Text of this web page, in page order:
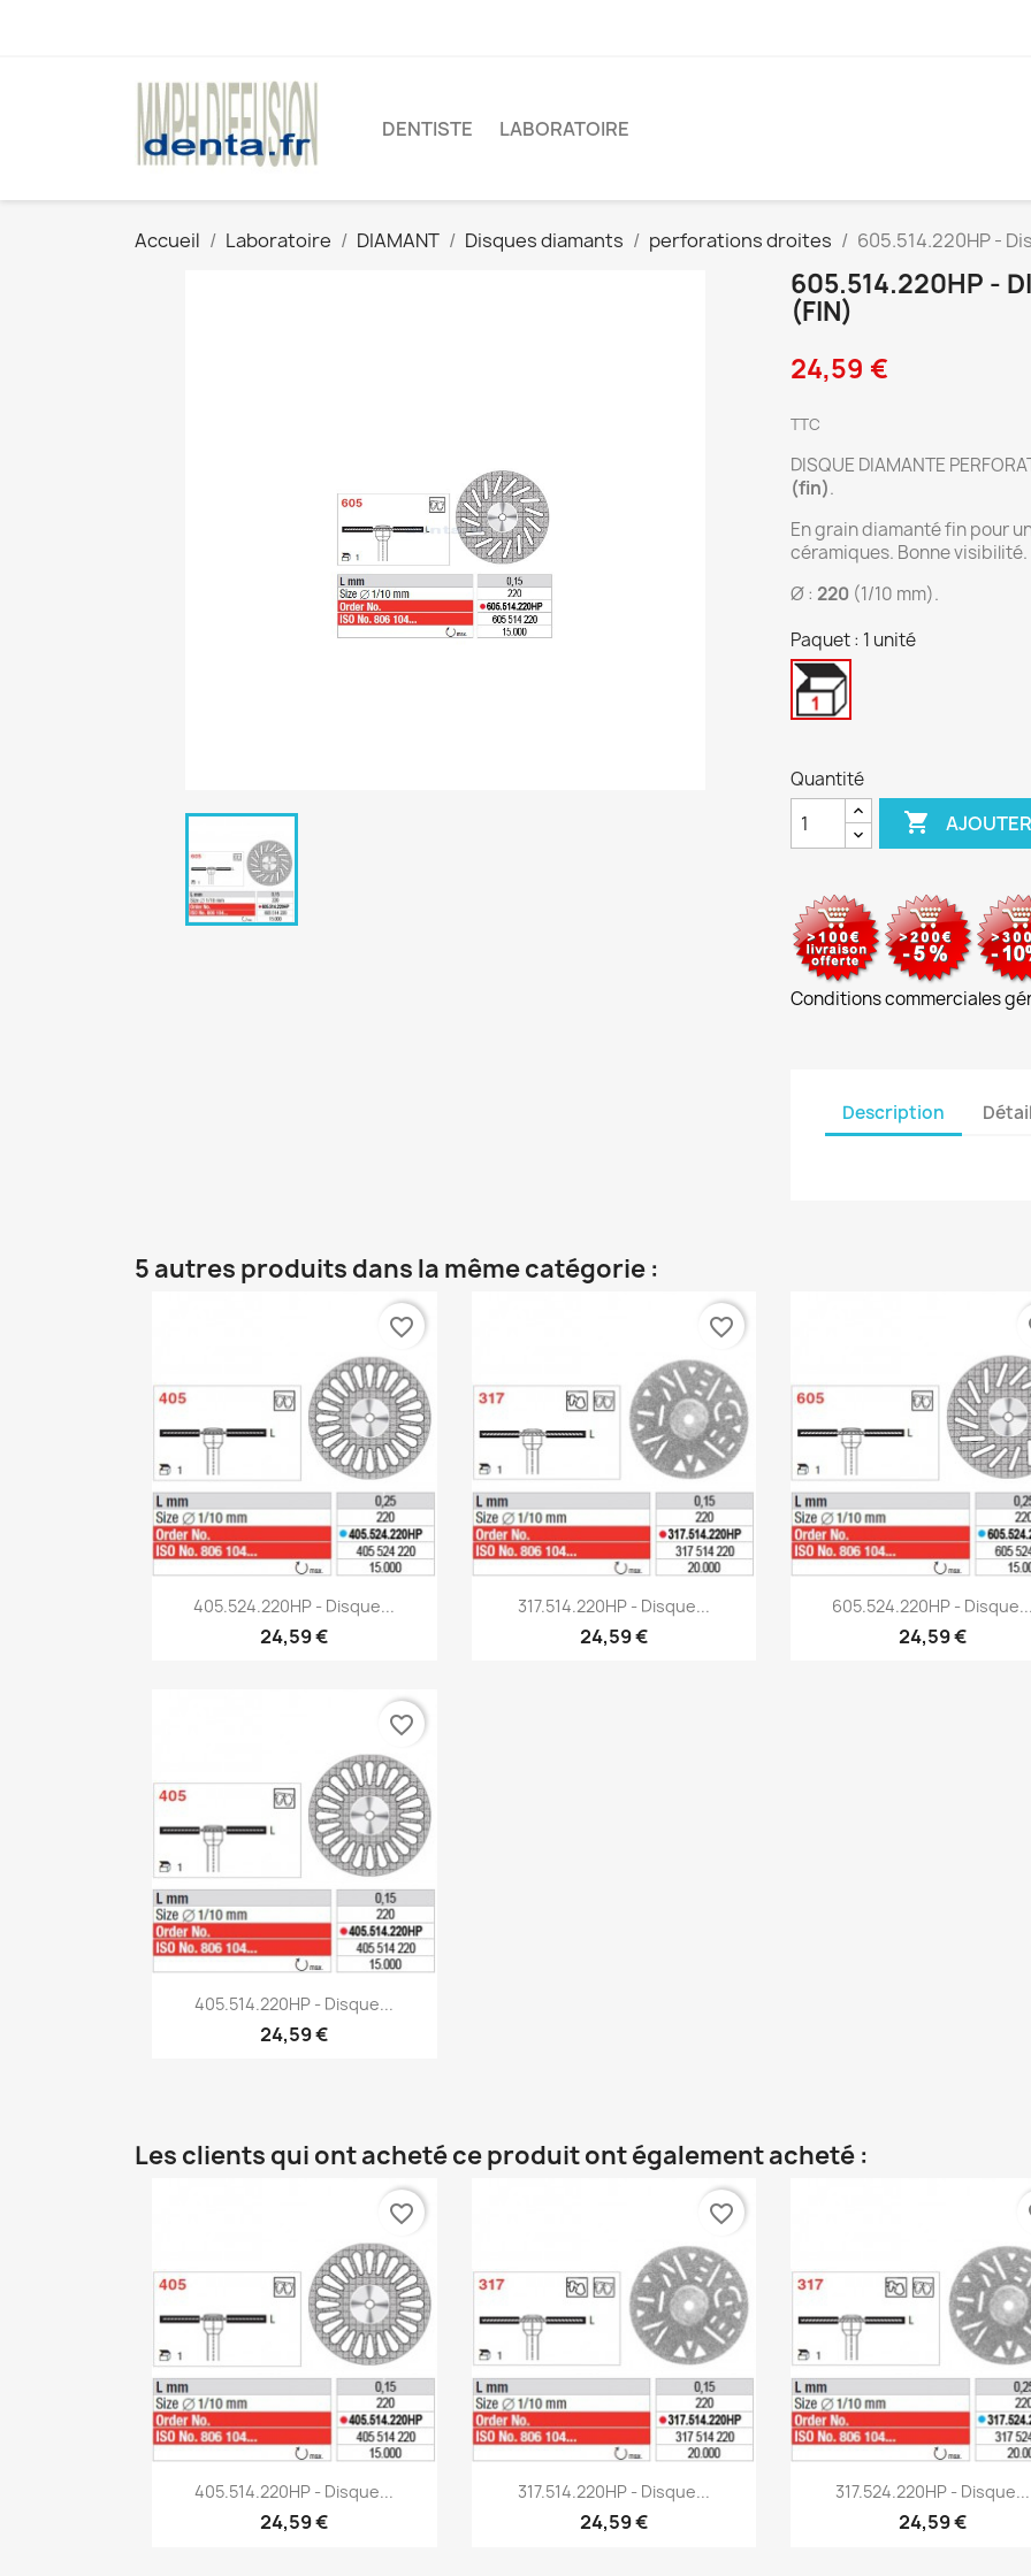
DENTISTE LABORATOIRE
Accueil Laboratoire DIAMANT Disques diamants perforations droites 605.514.220HP -
605.514.220HP -
(FIN)
24,59 €
TTC
DISQUE DIAMANTE
(fin).
En grain diamanté fin pour
céramiques. Bonne visibilité.
Ø : 220 (1/10 mm).
Paquet : 1 unité
1
Quantité

Conditions commerciales
Description
5 autres produits dans la même catégorie :
Aperçu rapide
405.524.220HP - Disque...
24,59 €
favorite_border
Aperçu rapide
317.514.220HP - Disque...
24,59 €
favorite_border
Aperçu rapide
605.524.220HP - Disque...
24,59 €
Aperçu rapide
405.514.220HP - Disque...
24,59 €
favorite_border
Les clients qui ont acheté ce produit ont également acheté :
Aperçu rapide
405.514.220HP - Disque...
24,59 €
favorite_border
Aperçu rapide
317.514.220HP - Disque...
24,59 €
favorite_border
Aperçu rapide
317.524.220HP - Disque...
24,59 €